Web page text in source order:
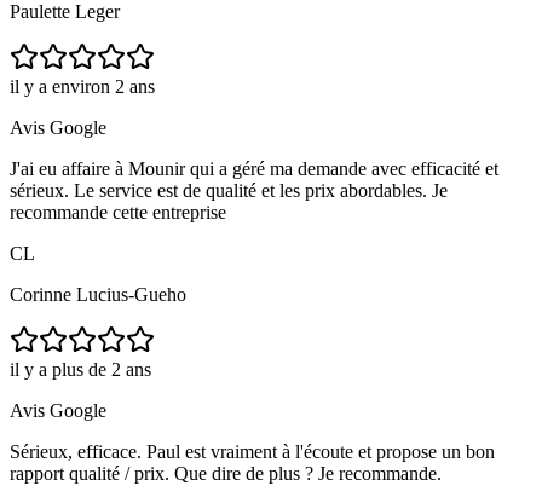
Paulette Leger
il y a environ 2 ans
Avis Google
J'ai eu affaire à Mounir qui a géré ma demande avec efficacité et
sérieux. Le service est de qualité et les prix abordables. Je
recommande cette entreprise
CL
Corinne Lucius-Gueho
il y a plus de 2 ans
Avis Google
Sérieux, efficace. Paul est vraiment à l'écoute et propose un bon
rapport qualité / prix. Que dire de plus ? Je recommande.